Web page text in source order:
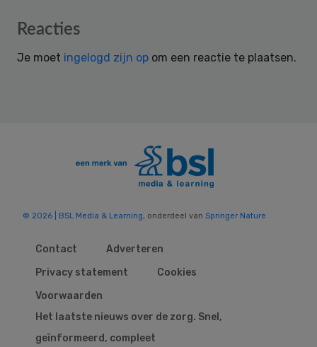
Reader
Reacties
Je moet ingelogd zijn op om een reactie te plaatsen.
© 2026 | BSL Media & Learning, onderdeel van Springer Nature
Contact
Adverteren
Privacy statement
Cookies
Voorwaarden
Het laatste nieuws over de zorg. Snel,
geïnformeerd, compleet